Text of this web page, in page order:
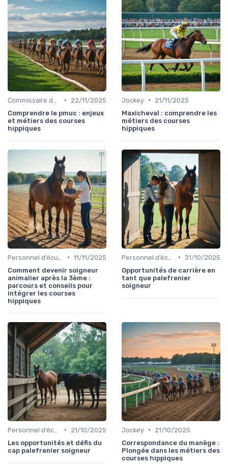
•
22/11/2025
Comprendre le pmuc : enjeux
et métiers des courses
hippiques
Jockey •
21/11/2025
Maxicheval : comprendre les
métiers des courses
hippiques
• 11/11/2025
Comment devenir soigneur
animalier après la 3ème :
parcours et conseils pour
intégrer les courses
hippiques
• 31/10/2025
Opportunités de carrière en
tant que palefrenier
soigneur
•
21/10/2025
Les opportunités et défis du
cap palefrenier soigneur
Jockey •
21/10/2025
Correspondance du manège :
Plongée dans les métiers des
courses hippiques